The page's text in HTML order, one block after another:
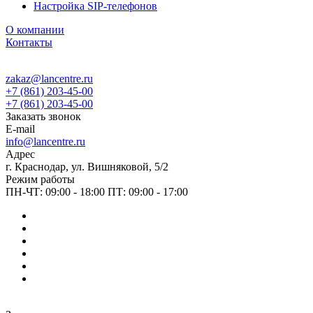
Настройка SIP-телефонов
О компании
Контакты
zakaz@lancentre.ru
+7 (861) 203-45-00
+7 (861) 203-45-00
Заказать звонок
E-mail
info@lancentre.ru
Адрес
г. Краснодар, ул. Вишняковой, 5/2
Режим работы
ПН-ЧТ: 09:00 - 18:00 ПТ: 09:00 - 17:00